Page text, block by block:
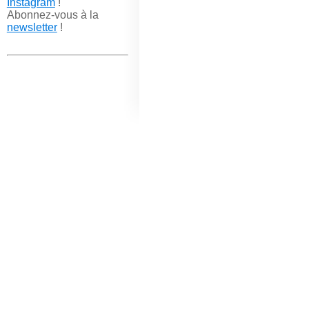
Abonnez-vous à la
newsletter!